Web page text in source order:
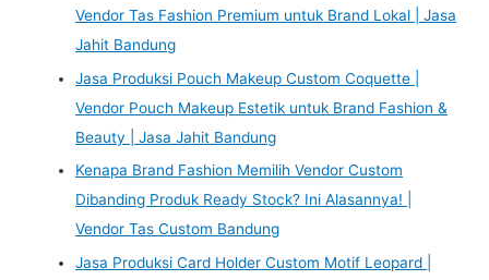
Vendor Tas Fashion Premium untuk Brand Lokal | Jasa
Jahit Bandung
Jasa Produksi Pouch Makeup Custom Coquette |
Vendor Pouch Makeup Estetik untuk Brand Fashion &
Beauty | Jasa Jahit Bandung
Kenapa Brand Fashion Memilih Vendor Custom
Dibanding Produk Ready Stock? Ini Alasannya! |
Vendor Tas Custom Bandung
Jasa Produksi Card Holder Custom Motif Leopard |